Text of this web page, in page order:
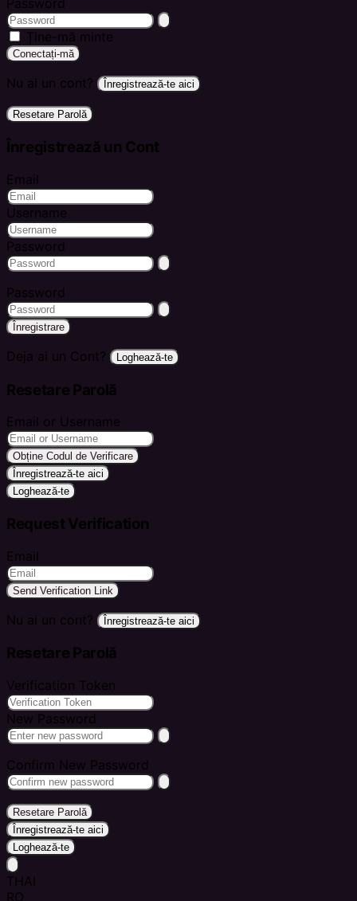
Password
Ține-mă minte
Conectați-mă
Nu ai un cont? Înregistrează-te aici
Resetare Parolă
Înregistrează un Cont
Email
Username
Password
Password
Înregistrare
Deja ai un Cont? Loghează-te
Resetare Parolă
Email or Username
Obține Codul de Verificare
Înregistrează-te aici
Loghează-te
Request Verification
Email
Send Verification Link
Nu ai un cont? Înregistrează-te aici
Resetare Parolă
Verification Token
New Password
Confirm New Password
Resetare Parolă
Înregistrează-te aici
Loghează-te
THAI
RO